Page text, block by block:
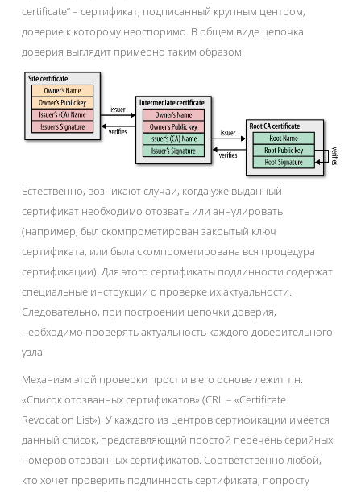
certificate” – сертификат, подписанный крупным центром,
доверие к которому неоспоримо. В общем виде цепочка
доверия выглядит примерно таким образом:
Естественно, возникают случаи, когда уже выданный
сертификат необходимо отозвать или аннулировать
(например, был скомпрометирован закрытый ключ
сертификата, или была скомпрометирована вся процедура
сертификации). Для этого сертификаты подлинности содержат
специальные инструкции о проверке их актуальности.
Следовательно, при построении цепочки доверия,
необходимо проверять актуальность каждого доверительного
узла.
Механизм этой проверки прост и в его основе лежит т.н.
«Список отозванных сертификатов» (CRL – «Certificate
Revocation List»). У каждого из центров сертификации имеется
данный список, представляющий простой перечень серийных
номеров отозванных сертификатов. Соответственно любой,
кто хочет проверить подлинность сертификата, попросту